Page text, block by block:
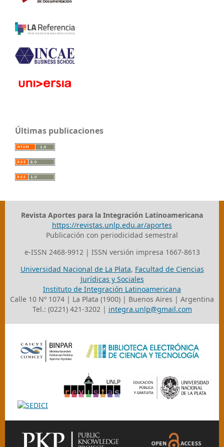
Últimas publicaciones
Revista Aportes para la Integración Latinoamericana
https://revistas.unlp.edu.ar/aportes
Publicación con periodicidad semestral
e-ISSN 2468-9912 | ISSN versión impresa 1667-8613
Universidad Nacional de La Plata, Facultad de Ciencias
Jurídicas y Sociales
Instituto de Integración Latinoamericana
Calle 10 Nº 1074 | La Plata (1900) | Buenos Aires | Argentina
Tel.: (0221) 421-3202 | integra.unlp@gmail.com